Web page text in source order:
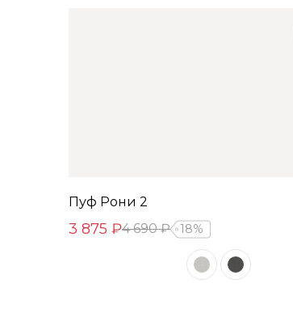
Пуф Рони 2
3 875 ₽4 690 ₽ 18%